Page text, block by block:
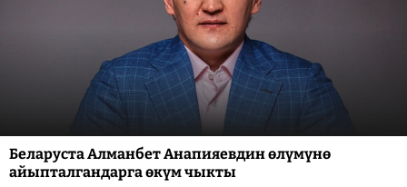
Беларуста Алманбет Анапияевдин өлүмүнө
айыпталгандарга өкүм чыкты